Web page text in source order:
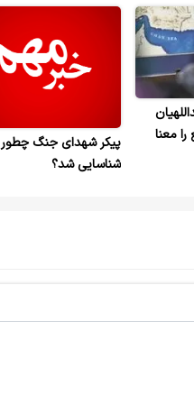
معنا
پیکر شهدای جنگ چطور
شناسایی شد؟